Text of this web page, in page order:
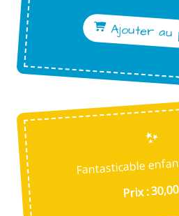
Ajouter au
Fantasticable
Prix :